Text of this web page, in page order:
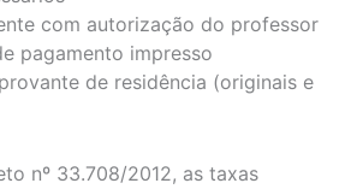
com autorização do professor
pagamento impresso
de residência (originais e
nº 33.708/2012, as taxas